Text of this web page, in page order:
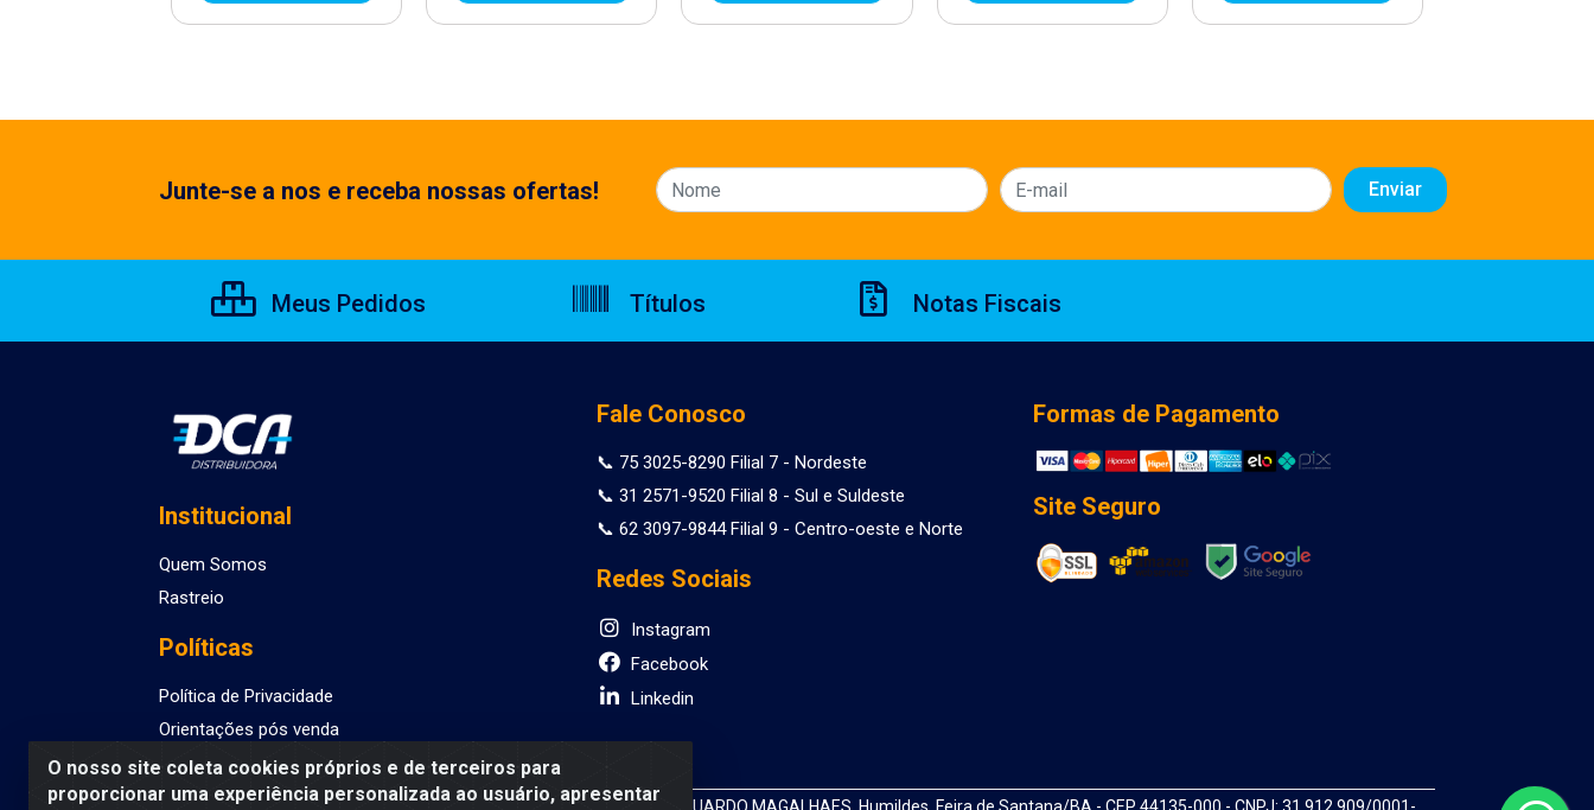
O nosso site coleta cookies próprios e de terceiros para
proporcionar uma experiência personalizada ao usuário, apresentar
Junte-se a nos e receba nossas ofertas!
Meus Pedidos Títulos Notas Fiscais
Institucional
Quem Somos
Rastreio
Políticas
Política de Privacidade
Orientações pós venda
Fale Conosco
📞 75 3025-8290 Filial 7 - Nordeste
📞 31 2571-9520 Filial 8 - Sul e Suldeste
📞 62 3097-9844 Filial 9 - Centro-oeste e Norte
Redes Sociais
Instagram
Facebook
Linkedin
Formas de Pagamento
Site Seguro